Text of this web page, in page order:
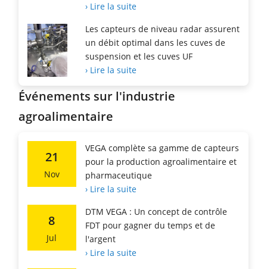
› Lire la suite
Les capteurs de niveau radar assurent
un débit optimal dans les cuves de
suspension et les cuves UF
› Lire la suite
Événements sur l'industrie
agroalimentaire
21
Nov
VEGA complète sa gamme de capteurs
pour la production agroalimentaire et
pharmaceutique
› Lire la suite
8
Jul
DTM VEGA : Un concept de contrôle
FDT pour gagner du temps et de
l'argent
› Lire la suite